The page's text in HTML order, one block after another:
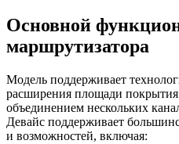
Основной
маршрутизатора
Модель поддерживает
расширения площади
объединением нескольких
Девайс поддерживает
и возможностей, включая: